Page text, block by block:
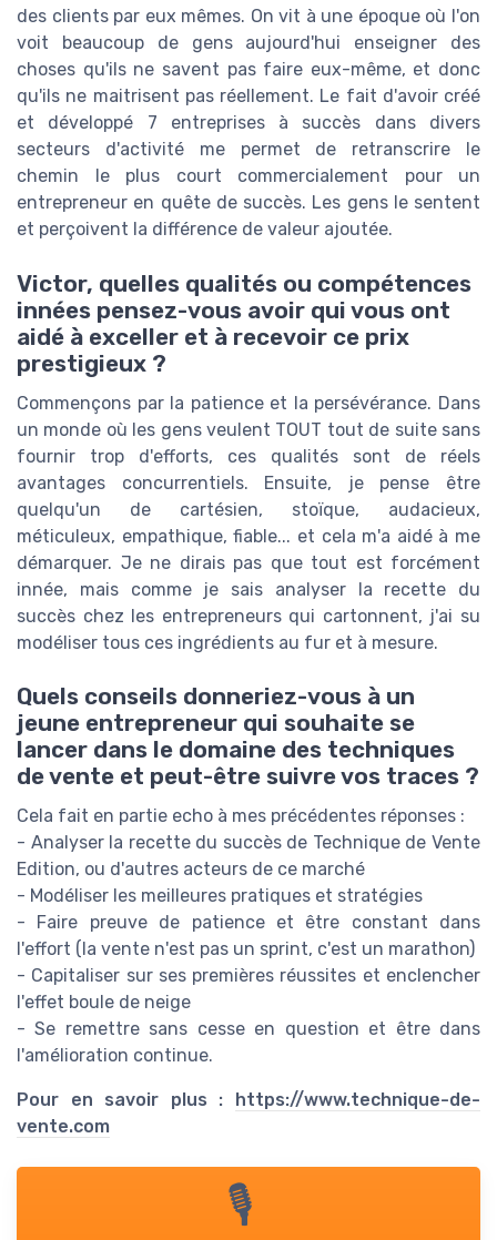
des clients par eux mêmes. On vit à une époque où l'on
voit beaucoup de gens aujourd'hui enseigner des
choses qu'ils ne savent pas faire eux-même, et donc
qu'ils ne maitrisent pas réellement. Le fait d'avoir créé
et développé 7 entreprises à succès dans divers
secteurs d'activité me permet de retranscrire le
chemin le plus court commercialement pour un
entrepreneur en quête de succès. Les gens le sentent
et perçoivent la différence de valeur ajoutée.
Victor, quelles qualités ou compétences
innées pensez-vous avoir qui vous ont
aidé à exceller et à recevoir ce prix
prestigieux ?
Commençons par la patience et la persévérance. Dans
un monde où les gens veulent TOUT tout de suite sans
fournir trop d'efforts, ces qualités sont de réels
avantages concurrentiels. Ensuite, je pense être
quelqu'un de cartésien, stoïque, audacieux,
méticuleux, empathique, fiable... et cela m'a aidé à me
démarquer. Je ne dirais pas que tout est forcément
innée, mais comme je sais analyser la recette du
succès chez les entrepreneurs qui cartonnent, j'ai su
modéliser tous ces ingrédients au fur et à mesure.
Quels conseils donneriez-vous à un
jeune entrepreneur qui souhaite se
lancer dans le domaine des techniques
de vente et peut-être suivre vos traces ?
Cela fait en partie echo à mes précédentes réponses :
- Analyser la recette du succès de Technique de Vente
Edition, ou d'autres acteurs de ce marché
- Modéliser les meilleures pratiques et stratégies
- Faire preuve de patience et être constant dans
l'effort (la vente n'est pas un sprint, c'est un marathon)
- Capitaliser sur ses premières réussites et enclencher
l'effet boule de neige
- Se remettre sans cesse en question et être dans
l'amélioration continue.
Pour en savoir plus : https://www.technique-de-
vente.com
🎙